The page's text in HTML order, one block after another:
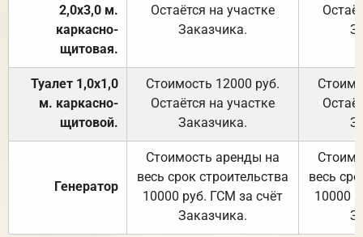
2,0х3,0 м.
каркасно-
щитовая.
Остаётся на участке
Заказчика.
Туалет 1,0х1,0
м. каркасно-
щитовой.
Стоимость 12000 руб.
Остаётся на участке
Заказчика.
Генератор
Стоимость аренды на
весь срок строительства
10000 руб. ГСМ за счёт
Заказчика.
весь
10000